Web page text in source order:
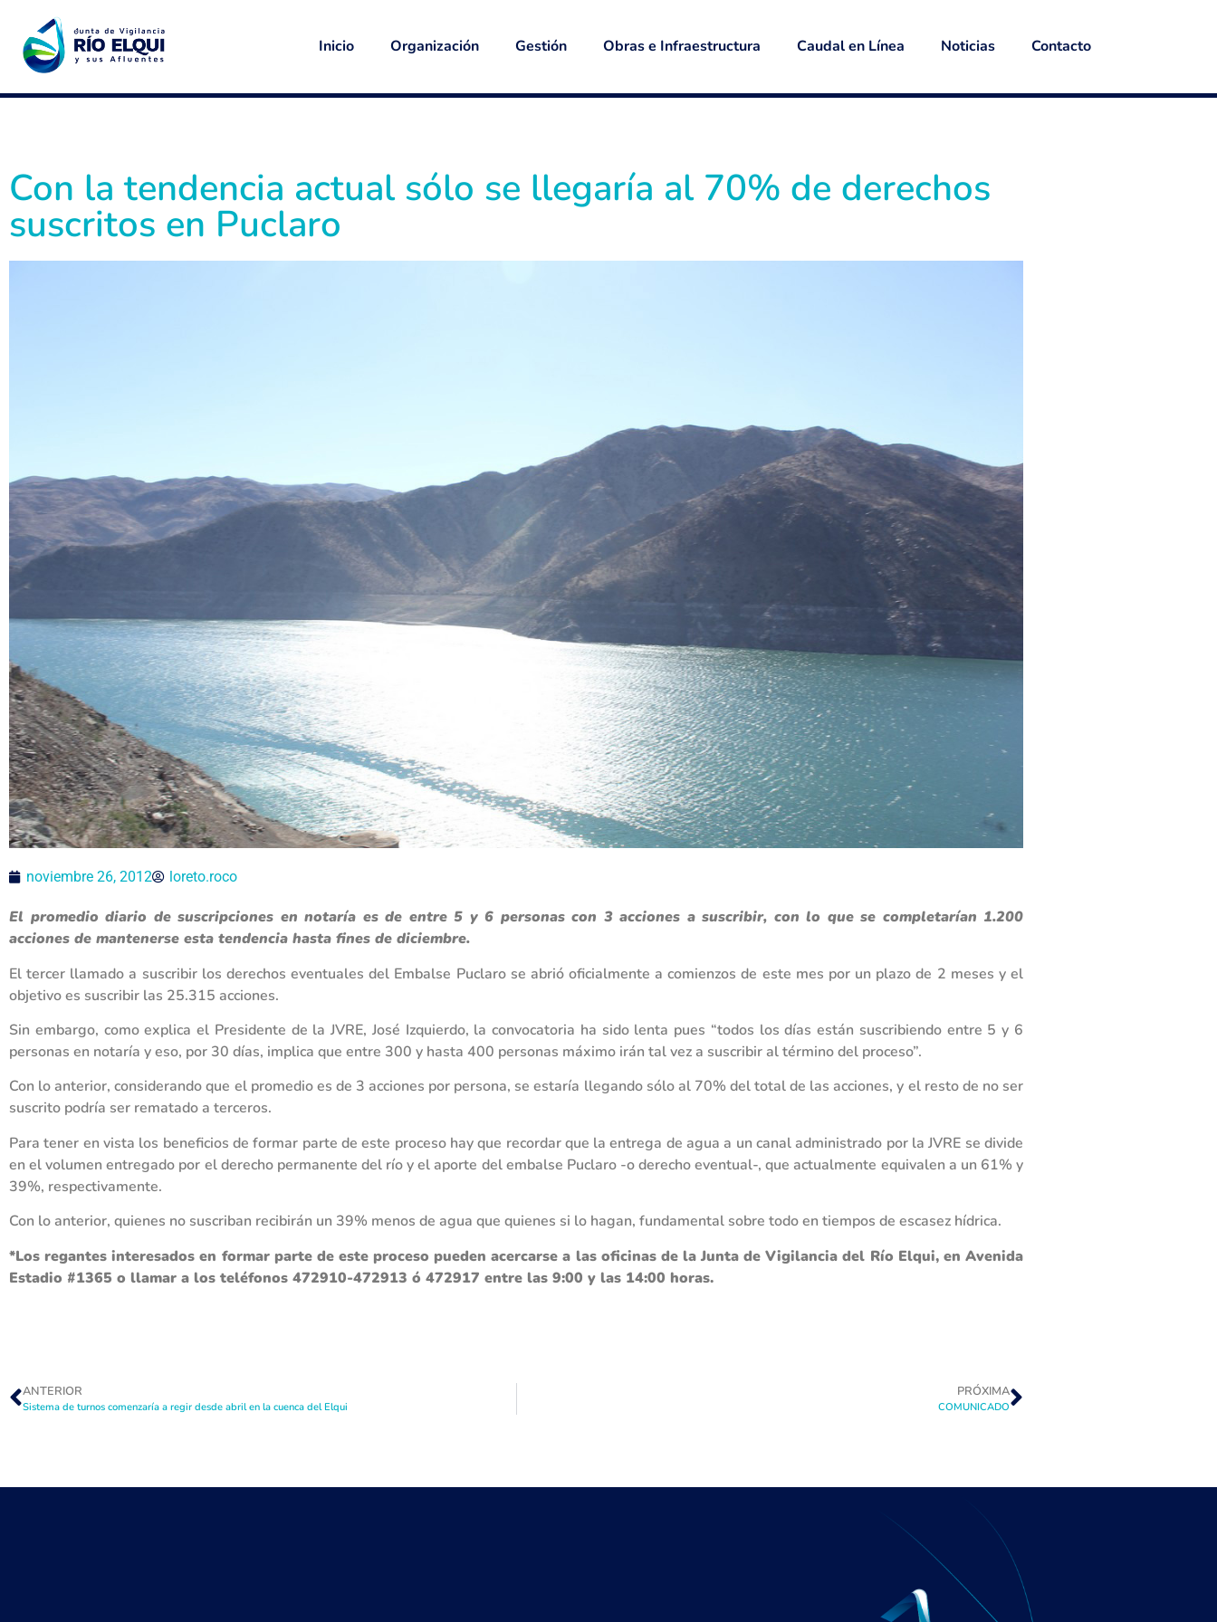
Inicio Organización Gestión Obras e Infraestructura Caudal en Línea Noticias Contacto
Con la tendencia actual sólo se llegaría al 70% de derechos
suscritos en Puclaro
noviembre 26, 2012 loreto.roco
El promedio diario de suscripciones en notaría es de entre 5 y 6 personas con 3 acciones a suscribir, con lo que se completarían 1.200
acciones de mantenerse esta tendencia hasta fines de diciembre.
El tercer llamado a suscribir los derechos eventuales del Embalse Puclaro se abrió oficialmente a comienzos de este mes por un plazo de 2 meses y el
objetivo es suscribir las 25.315 acciones.
Sin embargo, como explica el Presidente de la JVRE, José Izquierdo, la convocatoria ha sido lenta pues “todos los días están suscribiendo entre 5 y 6
personas en notaría y eso, por 30 días, implica que entre 300 y hasta 400 personas máximo irán tal vez a suscribir al término del proceso”.
Con lo anterior, considerando que el promedio es de 3 acciones por persona, se estaría llegando sólo al 70% del total de las acciones, y el resto de no ser
suscrito podría ser rematado a terceros.
Para tener en vista los beneficios de formar parte de este proceso hay que recordar que la entrega de agua a un canal administrado por la JVRE se divide
en el volumen entregado por el derecho permanente del río y el aporte del embalse Puclaro -o derecho eventual-, que actualmente equivalen a un 61% y
39%, respectivamente.
Con lo anterior, quienes no suscriban recibirán un 39% menos de agua que quienes si lo hagan, fundamental sobre todo en tiempos de escasez hídrica.
*Los regantes interesados en formar parte de este proceso pueden acercarse a las oficinas de la Junta de Vigilancia del Río Elqui, en Avenida
Estadio #1365 o llamar a los teléfonos 472910-472913 ó 472917 entre las 9:00 y las 14:00 horas.
ANTERIOR
Sistema de turnos comenzaría a regir desde abril en la cuenca del Elqui
PRÓXIMA
COMUNICADO